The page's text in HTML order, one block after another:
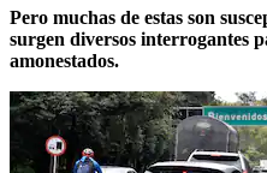
Pero muchas de estas son
surgen diversos interrogantes
amonestados.